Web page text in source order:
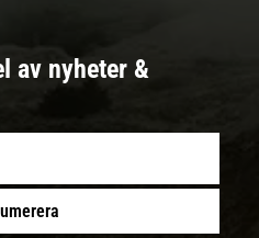
av nyheter &